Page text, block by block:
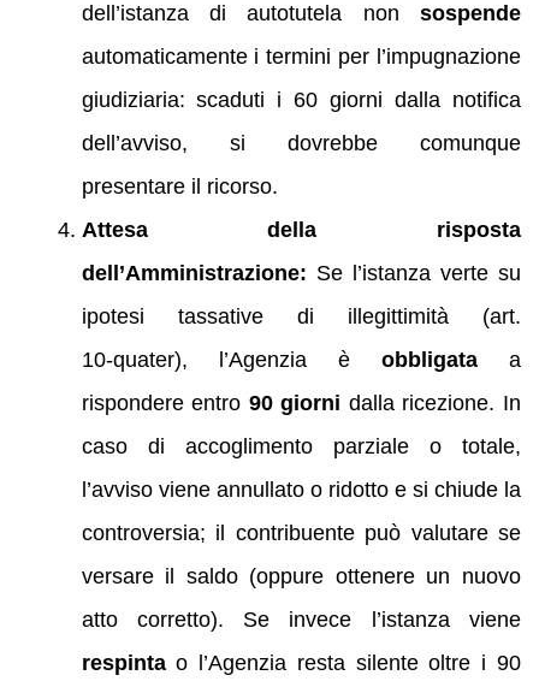
dell’istanza di autotutela non sospende
automaticamente i termini per l’impugnazione
giudiziaria: scaduti i 60 giorni dalla notifica
dell’avviso, si dovrebbe comunque
presentare il ricorso.
Attesa della risposta
dell’Amministrazione: Se l’istanza verte su
ipotesi tassative di illegittimità (art.
10‑quater), l’Agenzia è obbligataa
rispondere entro 90 giorni dalla ricezione. In
caso di accoglimento parziale o totale,
l’avviso viene annullato o ridotto e si chiude la
controversia; il contribuente può valutare se
versare il saldo (oppure ottenere un nuovo
atto corretto). Se invece l’istanza viene
respintao l’Agenzia resta silente oltre i 90